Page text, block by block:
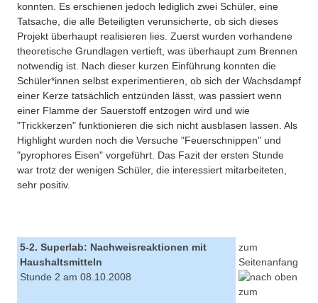
konnten. Es erschienen jedoch lediglich zwei Schüler, eine
Tatsache, die alle Beteiligten verunsicherte, ob sich dieses
Projekt überhaupt realisieren lies. Zuerst wurden vorhandene
theoretische Grundlagen vertieft, was überhaupt zum Brennen
notwendig ist. Nach dieser kurzen Einführung konnten die
Schüler*innen selbst experimentieren, ob sich der Wachsdampf
einer Kerze tatsächlich entzünden lässt, was passiert wenn
einer Flamme der Sauerstoff entzogen wird und wie
"Trickkerzen" funktionieren die sich nicht ausblasen lassen. Als
Highlight wurden noch die Versuche "Feuerschnippen" und
"pyrophores Eisen" vorgeführt. Das Fazit der ersten Stunde
war trotz der wenigen Schüler, die interessiert mitarbeiteten,
sehr positiv.
5-2. Superlab: Nachweisreaktionen mit
Haushaltsmitteln
Stunde 2 am 08.10.2008
zum
Seitenanfang